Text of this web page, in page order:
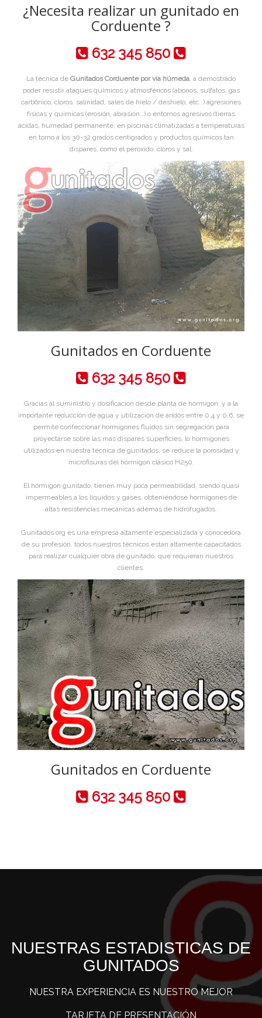
¿Necesita realizar un gunitado en
Corduente ?
632 345 850
La técnica de Gunitados Corduente por vía húmeda, a demostrado
poder resistir ataques químicos y atmosféricos (abonos, sulfatos, gas
carbónico, cloros, salinidad, sales de hielo / deshielo, etc…) agresiones
físicas y químicas (erosión, abrasión…) o entornos agresivos (tierras
ácidas, humedad permanente, en piscinas climatizadas a temperaturas
en torno a los 30-32 grados centigrados y productos químicos tan
dispares, como el peroxido, cloros y sal.
Gunitados en Corduente
632 345 850
Gracias al suministro y dosificación desde planta de hórmigon, y a la
importante reducción de agua y utilización de aridos entre 0,4 y 0,6, se
permite confeccionar hormigones fluidos sin segregación para
proyectarse sobre las mas dispares superficies, lo hormigones
utilizados en nuestra técnica de gunitados, se reduce la porosidad y
microfisuras del hórmigon clasico H250.
El hórmigon gunitado, tienen muy poca permeabilidad, siendo quasi
impermeables a los líquidos y gases, obteniéndose hormigones de
altas resistencias mecánicas ademas de hidrofugados.
Gunitados.org es una empresa altamente especializada y conocedora
de su profesión, todos nuestros técnicos estan altamente capacitados
para realizar cualquier obra de gunitado, que requieran nuestros
clientes.
Gunitados en Corduente
632 345 850
NUESTRAS ESTADISTICAS DE
GUNITADOS
NUESTRA EXPERIENCIA ES NUESTRO MEJOR
TARJETA DE PRESENTACIÓN